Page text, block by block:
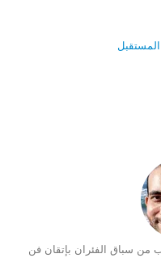
المستقبل
سباق الفئران بإتقان فن